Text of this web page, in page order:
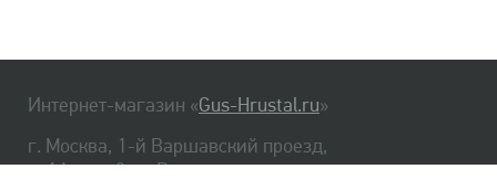
Интернет-магазин «Gus-Hrustal.ru»
г. Москва, 1-й Варшавский проезд,
д. 1А, стр. 3, м. Варшавская